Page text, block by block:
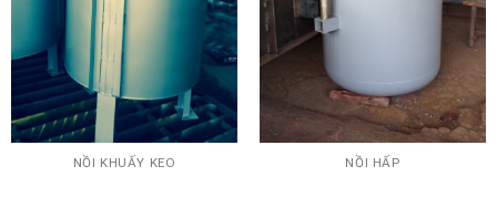
NỒI KHUẤY KEO NỒI HẤP